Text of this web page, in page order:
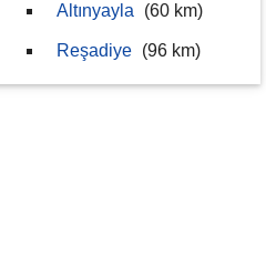
Altınyayla (60 km)
Reşadiye (96 km)